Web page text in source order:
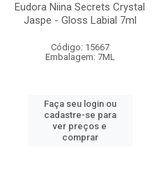
Eudora Niina Secrets Crystal
Jaspe - Gloss Labial 7ml
Código: 15667
Embalagem: 7ML
Faça seu login ou
cadastre-se para
ver preços e
comprar